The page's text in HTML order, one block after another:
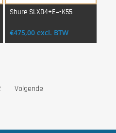
Shure SLXD4+E=-K55
€475,00 excl. BTW
Volgende